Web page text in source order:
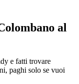
al
e fatti trovare
paghi solo se vuoi